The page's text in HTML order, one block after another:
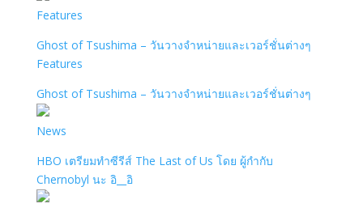
Features
Ghost of Tsushima – วันวางจำหน่ายและเวอร์ชั่นต่างๆ
Features
Ghost of Tsushima – วันวางจำหน่ายและเวอร์ชั่นต่างๆ
News
HBO เตรียมทำซีรีส์ The Last of Us โดย ผู้กำกับ
Chernobyl นะ อิ__อิ